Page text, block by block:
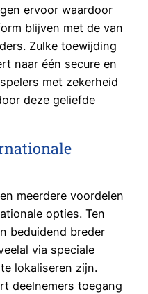
ervoor waardoor
blijven met de van
Zulke toewijding
naar één secure en
met zekerheid
deze geliefde
meerdere voordelen
opties. Ten
beduidend breder
via speciale
lokaliseren zijn.
deelnemers toegang